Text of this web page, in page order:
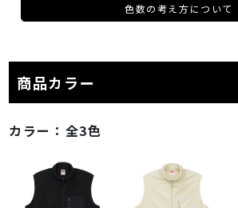
色数の考え方について
商品カラー
カラー： 全3色